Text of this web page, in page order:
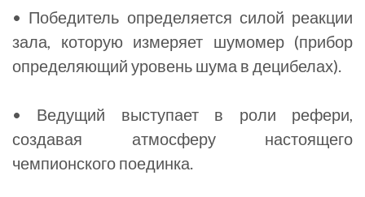
• Победитель определяется силой реакции
зала, которую измеряет шумомер (прибор
определяющий уровень шума в децибелах).
• Ведущий выступает в роли рефери,
создавая атмосферу настоящего
чемпионского поединка.